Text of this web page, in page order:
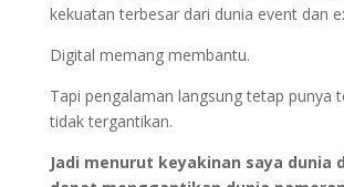
kekuatan terbesar dari dunia event dan
Digital memang membantu.
Tapi pengalaman langsung tetap punya
tidak tergantikan.
Jadi menurut keyakinan saya dunia